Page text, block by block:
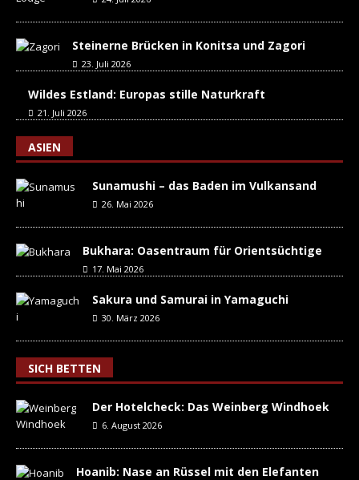
Steinerne Brücken in Konitsa und Zagori
23. Juli 2026
Wildes Estland: Europas stille Naturkraft
21. Juli 2026
ASIEN
Sunamushi – das Baden im Vulkansand
26. Mai 2026
Bukhara: Oasentraum für Orientsüchtige
17. Mai 2026
Sakura und Samurai in Yamaguchi
30. März 2026
SICH BETTEN
Der Hotelcheck: Das Weinberg Windhoek
6. August 2026
Hoanib: Nase an Rüssel mit den Elefanten